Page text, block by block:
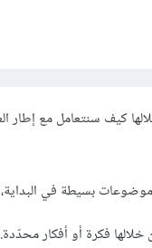
بسيطة في
فكرة أو أفكار محدّدة.